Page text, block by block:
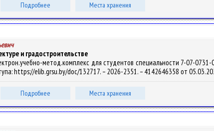
Подробнее Места хранения
и градостроительстве
метод.комплекс для студентов специальности 7-07-0731-
https://elib.grsu.by/doc/132717. – 2026-2351. – 4142646358 от
Подробнее Места хранения